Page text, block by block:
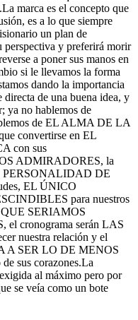
marca es el concepto que
es a lo que siempre
un plan de
perspectiva y preferirá morir
a poner sus manos en
si le llevamos la forma
dando la importancia
directa de una buena idea, y
ya no hablemos de
de EL ALMA DE LA
convertirse en EL
con sus
ADMIRADORES, la
PERSONALIDAD DE
EL ÚNICO
para nuestros
QUE SERIAMOS
cronograma serán LAS
nuestra relación y el
A SER LO DE MENOS
sus corazones.La
al máximo pero por
se veía como un bote